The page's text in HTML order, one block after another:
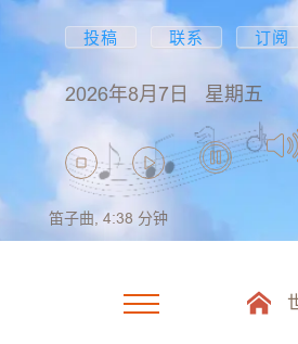
投稿 联系 订阅
2026年8月7日 星期五
笛子曲, 4:38 分钟